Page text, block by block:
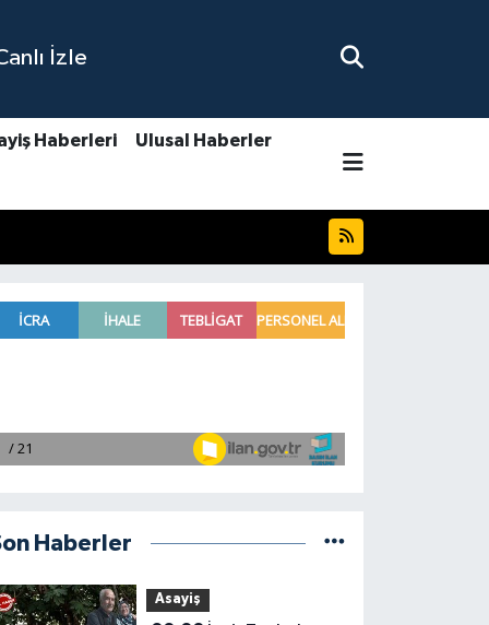
İzle
Haberleri Ulusal Haberler
Haberler
Asayiş